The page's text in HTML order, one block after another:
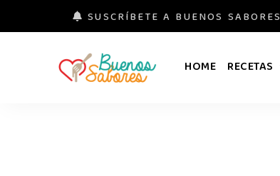
SUSCRÍBETE A BUENOS SABORES
HOME RECETAS